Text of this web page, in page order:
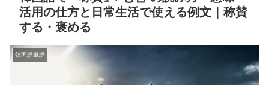
活用の仕方と日常生活で使える例文｜称賛
する・褒める
韓国語単語